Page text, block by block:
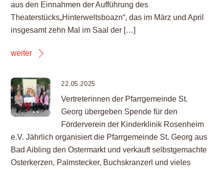
aus den Einnahmen der Aufführung des
Theaterstücks„Hinterweltsboazn“, das im März und April
insgesamt zehn Mal im Saal der […]
weiter
22.05.2025
Vertreterinnen der Pfarrgemeinde St.
Georg übergeben Spende für den
Förderverein der Kinderklinik Rosenheim
e.V. Jährlich organisiert die Pfarrgemeinde St. Georg aus
Bad Aibling den Ostermarkt und verkauft selbstgemachte
Osterkerzen, Palmstecker, Buchskranzerl und vieles